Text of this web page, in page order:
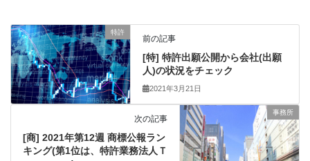
特許
前の記事
[特] 特許出願公開から会社(出願
人)の状況をチェック
2021年3月21日
事務所
次の記事
[商] 2021年第12週 商標公報ラン
キング(第1位は、特許業務法人Ｔ